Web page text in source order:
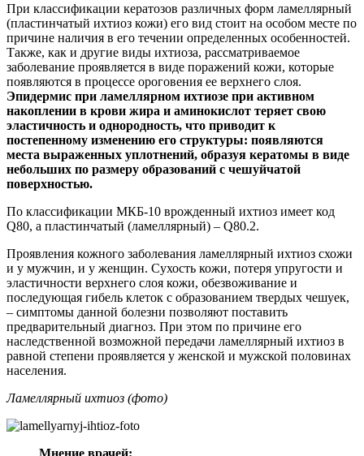
При классификации кератозов различных форм ламеллярный
(пластинчатый ихтиоз кожи) его вид стоит на особом месте по
причине наличия в его течении определенных особенностей.
Также, как и другие виды ихтиоза, рассматриваемое
заболевание проявляется в виде поражений кожи, которые
появляются в процессе ороговения ее верхнего слоя.
Эпидермис при ламеллярном ихтиозе при активном
накоплении в крови жира и аминокислот теряет свою
эластичность и однородность, что приводит к
постепенному изменению его структуры: появляются
места выраженных уплотнений, образуя кератомы в виде
небольших по размеру образований с чешуйчатой
поверхностью.
По классификации МКБ-10 врожденный ихтиоз имеет код
Q80, а пластинчатый (ламеллярный) – Q80.2.
Проявления кожного заболевания ламеллярный ихтиоз схожи
и у мужчин, и у женщин. Сухость кожи, потеря упругости и
эластичности верхнего слоя кожи, обезвоживание и
последующая гибель клеток с образованием твердых чешуек,
– симптомы данной болезни позволяют поставить
предварительный диагноз. При этом по причине его
наследственной возможной передачи ламеллярный ихтиоз в
равной степени проявляется у женской и мужской половинах
населения.
Ламеллярный ихтиоз (фото)
Мнение врачей: